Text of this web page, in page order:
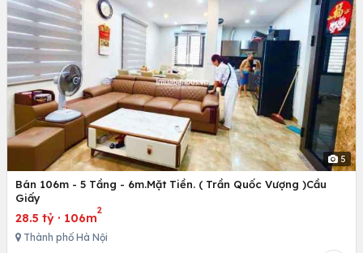
5
Bán 106m - 5 Tầng - 6m.Mặt Tiền. ( Trần Quốc Vượng )Cầu
Giấy
28.5 tỷ · 106m
2
Thành phố Hà Nội